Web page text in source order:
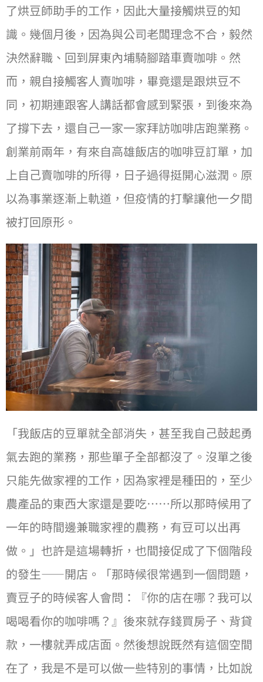
了烘⾖師助⼿的⼯作，因此⼤量接觸烘⾖的知
識。幾個⽉後，因為與公司老闆理念不合，毅然
決然辭職、回到屏東內埔騎腳踏⾞賣咖啡。然
⽽，親⾃接觸客⼈賣咖啡，畢竟還是跟烘⾖不
同，初期連跟客⼈講話都會感到緊張，到後來為
了撐下去，還⾃⼰⼀家⼀家拜訪咖啡店跑業務。
創業前兩年，有來⾃⾼雄飯店的咖啡⾖訂單，加
上⾃⼰賣咖啡的所得，⽇⼦過得挺開⼼滋潤。原
以為事業逐漸上軌道，但疫情的打擊讓他⼀夕間
被打回原形。
「我飯店的⾖單就全部消失，甚⾄我⾃⼰⿎起勇
氣去跑的業務，那些單⼦全部都沒了。沒單之後
只能先做家裡的⼯作，因為家裡是種⽥的，⾄少
農產品的東⻄⼤家還是要吃⋯⋯所以那時候⽤了
⼀年的時間邊兼職家裡的農務，有⾖可以出再
做。」也許是這場轉折，也間接促成了下個階段
的發⽣——開店。「那時候很常遇到⼀個問題，
賣⾖⼦的時候客⼈會問：『你的店在哪？我可以
喝喝看你的咖啡嗎？』後來就存錢買房⼦、背貸
款，⼀樓就弄成店⾯。然後想說既然有這個空間
在了，我是不是可以做⼀些特別的事情，比如說